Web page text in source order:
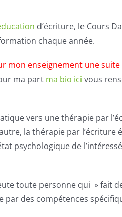
d’écriture, le Cours
chaque année.
mon enseignement une
ma part ma bio ici vous
vers une thérapie par
la thérapie par l’écriture
psychologique de
toute personne qui » fait
par des compétences